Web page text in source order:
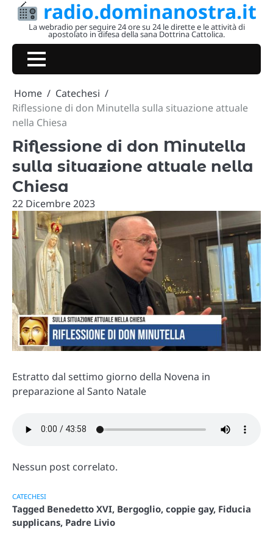
Skip
radio.dominanostra.it
La webradio per seguire 24 ore su 24 le dirette e le attività di
apostolato in difesa della sana Dottrina Cattolica.
Home
Catechesi
Riflessione di don Minutella sulla situazione attuale
nella Chiesa
Riflessione di don Minutella
sulla situazione attuale nella
Chiesa
22 Dicembre 2023
Estratto dal settimo giorno della Novena in
preparazione al Santo Natale
Nessun post correlato.
CATECHESI
Tagged Benedetto XVI, Bergoglio, coppie gay, Fiducia
supplicans, Padre Livio